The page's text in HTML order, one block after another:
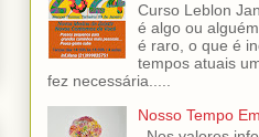
Curso Leblon
é algo ou
é raro, o que é
tempos atuais
fez necessária.....
Nosso Tempo